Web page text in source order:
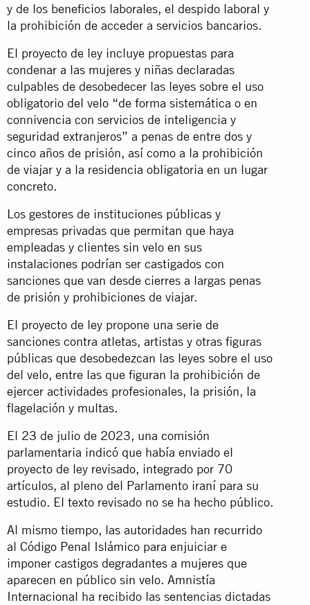
y de los beneficios laborales, el despido laboral y
la prohibición de acceder a servicios bancarios.
El proyecto de ley incluye propuestas para
condenar a las mujeres y niñas declaradas
culpables de desobedecer las leyes sobre el uso
obligatorio del velo “de forma sistemática o en
connivencia con servicios de inteligencia y
seguridad extranjeros” a penas de entre dos y
cinco años de prisión, así como a la prohibición
de viajar y a la residencia obligatoria en un lugar
concreto.
Los gestores de instituciones públicas y
empresas privadas que permitan que haya
empleadas y clientes sin velo en sus
instalaciones podrían ser castigados con
sanciones que van desde cierres a largas penas
de prisión y prohibiciones de viajar.
El proyecto de ley propone una serie de
sanciones contra atletas, artistas y otras figuras
públicas que desobedezcan las leyes sobre el uso
del velo, entre las que figuran la prohibición de
ejercer actividades profesionales, la prisión, la
flagelación y multas.
El 23 de julio de 2023, una comisión
parlamentaria indicó que había enviado el
proyecto de ley revisado, integrado por 70
artículos, al pleno del Parlamento iraní para su
estudio. El texto revisado no se ha hecho público.
Al mismo tiempo, las autoridades han recurrido
al Código Penal Islámico para enjuiciar e
imponer castigos degradantes a mujeres que
aparecen en público sin velo. Amnistía
Internacional ha recibido las sentencias dictadas